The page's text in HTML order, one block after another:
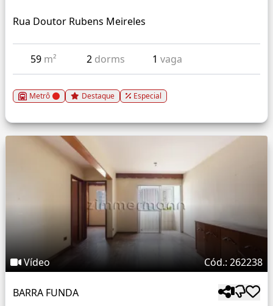
Rua Doutor Rubens Meireles
59 m² 2 dorms 1vaga
Metrô Destaque Especial
Vídeo Cód.: 262238
BARRA FUNDA